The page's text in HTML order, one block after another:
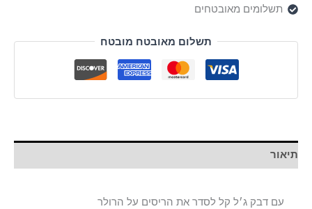
תשלומים מאובטחים
תשלום מאובטח מובטח
תיאור
עם דבק ג׳ל קל לסדר את הריסים על הרולר